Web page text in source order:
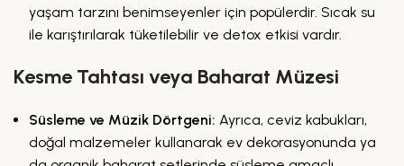
yaşam tarzını benimseyenler için popülerdir. Sıcak su
ile karıştırılarak tüketilebilir ve detox etkisi vardır.
Kesme Tahtası veya Baharat Müzesi
Süsleme ve Müzik Dörtgeni: Ayrıca, ceviz kabukları,
doğal malzemeler kullanarak ev dekorasyonunda ya